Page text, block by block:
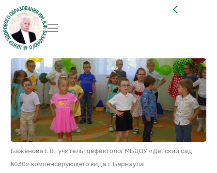
Баженова Е.В., учитель-дефектолог МБДОУ «Детский сад
№30» компенсирующего вида г. Барнаула